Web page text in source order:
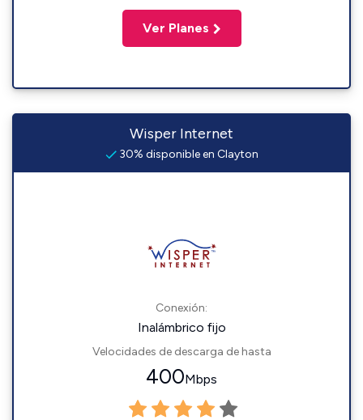
Ver Planes
Wisper Internet
30% disponible en Clayton
Conexión:
Inalámbrico fijo
Velocidades de descarga de hasta
400Mbps